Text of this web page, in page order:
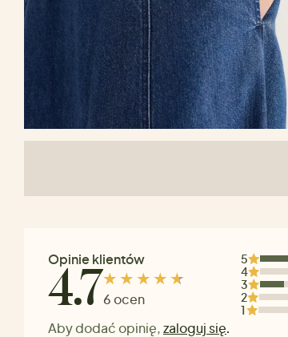
Opinie klientów
4.76 ocen
Aby dodać opinię,zaloguj się.
5
4
3
2
1